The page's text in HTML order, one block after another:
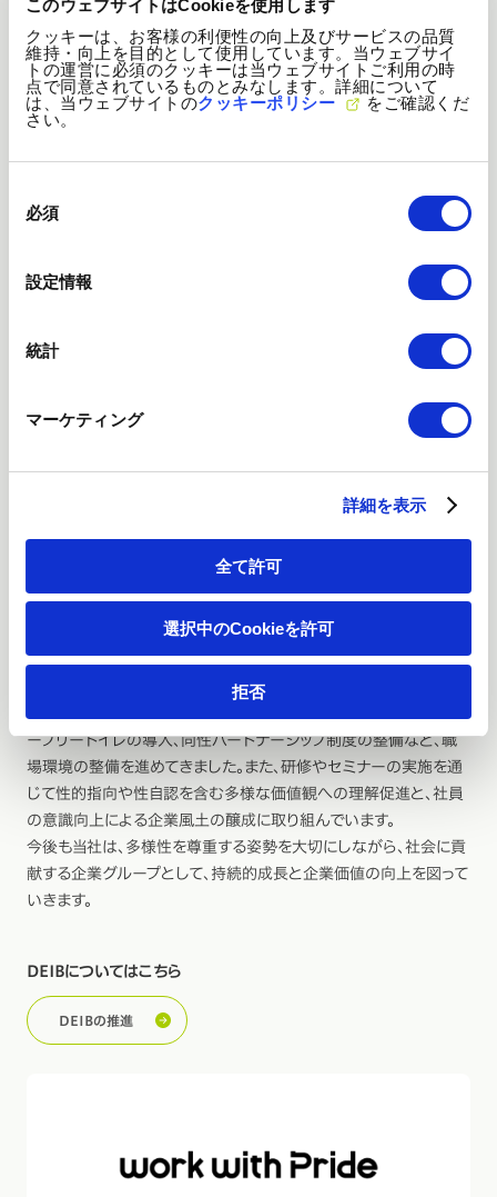
このウェブサイトはCookieを使用します
クッキーは、お客様の利便性の向上及びサービスの品質
維持・向上を目的として使用しています。当ウェブサイ
トの運営に必須のクッキーは当ウェブサイトご利用の時
点で同意されているものとみなします。詳細について
は、当ウェブサイトのクッキーポリシー
をご確認くだ
さい。
必須
設定情報
統計
マーケティング
詳細を表示
全て許可
選択中のCookieを許可
拒否
「PRIDE指標2025」において5年連続
等におけるLGBTQ+など性的マイノリティに関する取り組みを評
価する「PRIDE指標2025」において、5年連続で最高位の「ゴール
ド」を受賞いたしました。
当社では2014年より、ダイバーシティ＆インクルージョン（D&I）を
経営戦略の一環として位置づけ、社外相談窓口の設置や、ジェンダ
ーフリートイレの導入、同性パートナーシップ制度の整備など、職
場環境の整備を進めてきました。また、研修やセミナーの実施を通
じて性的指向や性自認を含む多様な価値観への理解促進と、社員
の意識向上による企業風土の醸成に取り組んでいます。
今後も当社は、多様性を尊重する姿勢を大切にしながら、社会に貢
献する企業グループとして、持続的成長と企業価値の向上を図って
いきます。
DEIBについてはこちら
DEIBの推進